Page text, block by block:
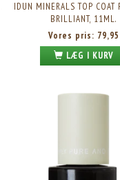
IDUN MINERALS TOP COAT
BRILLIANT, 11ML.
Vores pris: 79,95
LÆG I KURV